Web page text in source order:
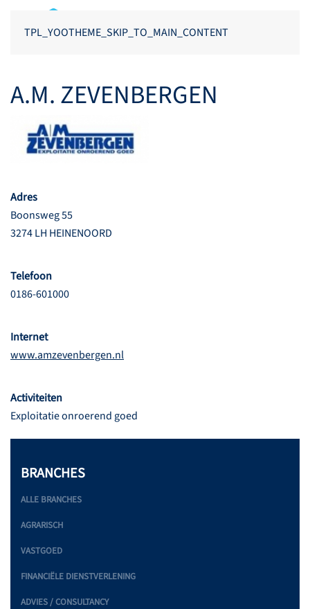
TPL_YOOTHEME_SKIP_TO_MAIN_CONTENT
A.M. ZEVENBERGEN
Adres
Boonsweg 55
3274 LH HEINENOORD
Telefoon
0186-601000
Internet
www.amzevenbergen.nl
Activiteiten
Exploitatie onroerend goed
BRANCHES
ALLE BRANCHES
AGRARISCH
VASTGOED
FINANCIËLE DIENSTVERLENING
ADVIES / CONSULTANCY